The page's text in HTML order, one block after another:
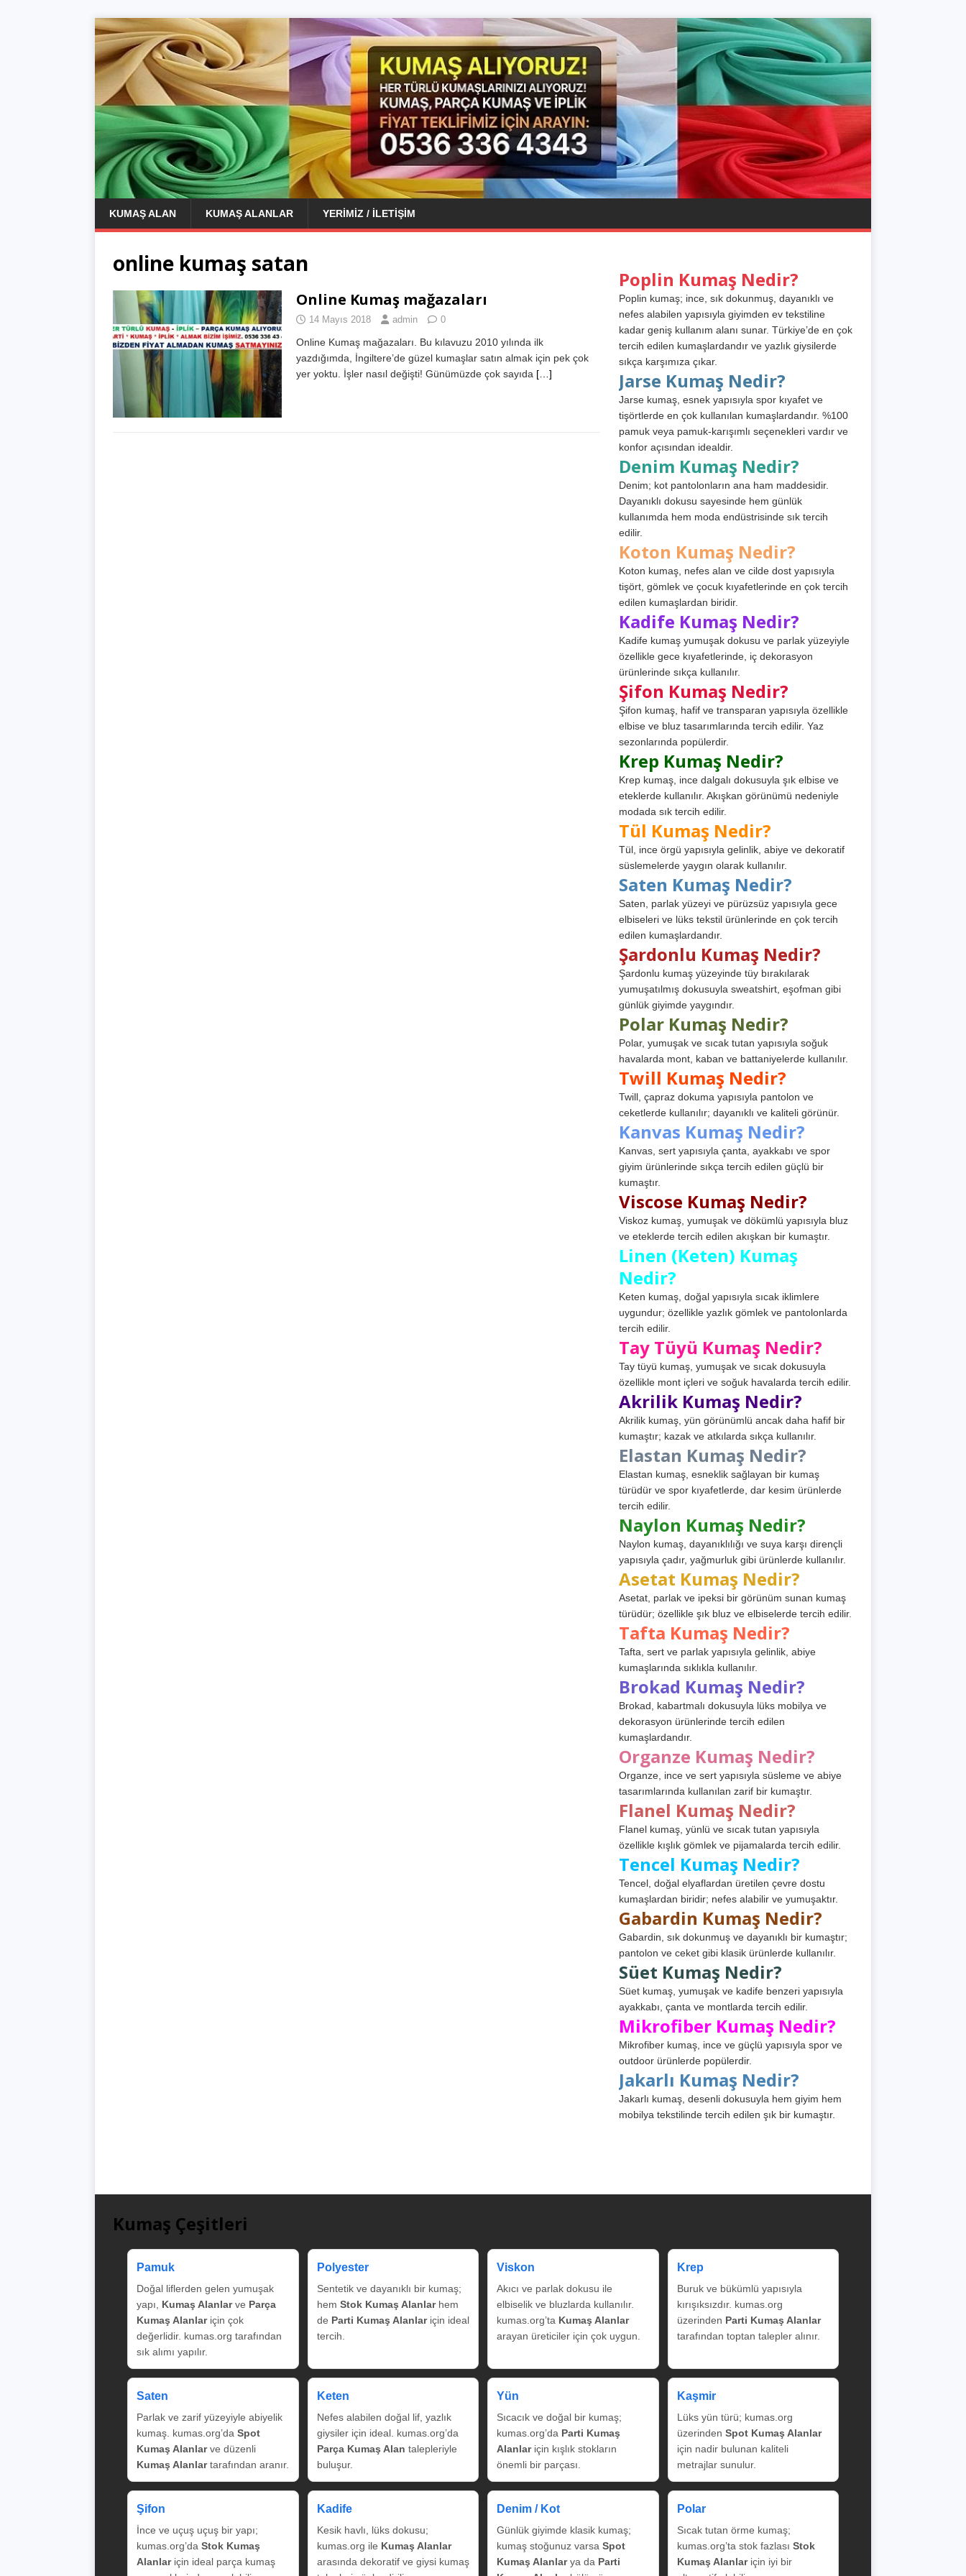
KUMAŞ ALAN KUMAŞ ALANLAR YERIMIZ / İLETIŞIM
online kumaş satan
Online Kumaş mağazaları
14 Mayıs 2018 admin 0
Online Kumaş mağazaları. Bu kılavuzu 2010 yılında ilk
yazdığımda, İngiltere’de güzel kumaşlar satın almak için pek çok
yer yoktu. İşler nasıl değişti! Günümüzde çok sayıda […]
Poplin Kumaş Nedir?
Poplin kumaş; ince, sık dokunmuş, dayanıklı ve
nefes alabilen yapısıyla giyimden ev tekstiline
kadar geniş kullanım alanı sunar. Türkiye’de en çok
tercih edilen kumaşlardandır ve yazlık giysilerde
sıkça karşımıza çıkar.
Jarse Kumaş Nedir?
Jarse kumaş, esnek yapısıyla spor kıyafet ve
tişörtlerde en çok kullanılan kumaşlardandır. %100
pamuk veya pamuk-karışımlı seçenekleri vardır ve
konfor açısından idealdir.
Denim Kumaş Nedir?
Denim; kot pantolonların ana ham maddesidir.
Dayanıklı dokusu sayesinde hem günlük
kullanımda hem moda endüstrisinde sık tercih
edilir.
Koton Kumaş Nedir?
Koton kumaş, nefes alan ve cilde dost yapısıyla
tişört, gömlek ve çocuk kıyafetlerinde en çok tercih
edilen kumaşlardan biridir.
Kadife Kumaş Nedir?
Kadife kumaş yumuşak dokusu ve parlak yüzeyiyle
özellikle gece kıyafetlerinde, iç dekorasyon
ürünlerinde sıkça kullanılır.
Şifon Kumaş Nedir?
Şifon kumaş, hafif ve transparan yapısıyla özellikle
elbise ve bluz tasarımlarında tercih edilir. Yaz
sezonlarında popülerdir.
Krep Kumaş Nedir?
Krep kumaş, ince dalgalı dokusuyla şık elbise ve
eteklerde kullanılır. Akışkan görünümü nedeniyle
modada sık tercih edilir.
Tül Kumaş Nedir?
Tül, ince örgü yapısıyla gelinlik, abiye ve dekoratif
süslemelerde yaygın olarak kullanılır.
Saten Kumaş Nedir?
Saten, parlak yüzeyi ve pürüzsüz yapısıyla gece
elbiseleri ve lüks tekstil ürünlerinde en çok tercih
edilen kumaşlardandır.
Şardonlu Kumaş Nedir?
Şardonlu kumaş yüzeyinde tüy bırakılarak
yumuşatılmış dokusuyla sweatshirt, eşofman gibi
günlük giyimde yaygındır.
Polar Kumaş Nedir?
Polar, yumuşak ve sıcak tutan yapısıyla soğuk
havalarda mont, kaban ve battaniyelerde kullanılır.
Twill Kumaş Nedir?
Twill, çapraz dokuma yapısıyla pantolon ve
ceketlerde kullanılır; dayanıklı ve kaliteli görünür.
Kanvas Kumaş Nedir?
Kanvas, sert yapısıyla çanta, ayakkabı ve spor
giyim ürünlerinde sıkça tercih edilen güçlü bir
kumaştır.
Viscose Kumaş Nedir?
Viskoz kumaş, yumuşak ve dökümlü yapısıyla bluz
ve eteklerde tercih edilen akışkan bir kumaştır.
Linen (Keten) Kumaş
Nedir?
Keten kumaş, doğal yapısıyla sıcak iklimlere
uygundur; özellikle yazlık gömlek ve pantolonlarda
tercih edilir.
Tay Tüyü Kumaş Nedir?
Tay tüyü kumaş, yumuşak ve sıcak dokusuyla
özellikle mont içleri ve soğuk havalarda tercih edilir.
Akrilik Kumaş Nedir?
Akrilik kumaş, yün görünümlü ancak daha hafif bir
kumaştır; kazak ve atkılarda sıkça kullanılır.
Elastan Kumaş Nedir?
Elastan kumaş, esneklik sağlayan bir kumaş
türüdür ve spor kıyafetlerde, dar kesim ürünlerde
tercih edilir.
Naylon Kumaş Nedir?
Naylon kumaş, dayanıklılığı ve suya karşı dirençli
yapısıyla çadır, yağmurluk gibi ürünlerde kullanılır.
Asetat Kumaş Nedir?
Asetat, parlak ve ipeksi bir görünüm sunan kumaş
türüdür; özellikle şık bluz ve elbiselerde tercih edilir.
Tafta Kumaş Nedir?
Tafta, sert ve parlak yapısıyla gelinlik, abiye
kumaşlarında sıklıkla kullanılır.
Brokad Kumaş Nedir?
Brokad, kabartmalı dokusuyla lüks mobilya ve
dekorasyon ürünlerinde tercih edilen
kumaşlardandır.
Organze Kumaş Nedir?
Organze, ince ve sert yapısıyla süsleme ve abiye
tasarımlarında kullanılan zarif bir kumaştır.
Flanel Kumaş Nedir?
Flanel kumaş, yünlü ve sıcak tutan yapısıyla
özellikle kışlık gömlek ve pijamalarda tercih edilir.
Tencel Kumaş Nedir?
Tencel, doğal elyaflardan üretilen çevre dostu
kumaşlardan biridir; nefes alabilir ve yumuşaktır.
Gabardin Kumaş Nedir?
Gabardin, sık dokunmuş ve dayanıklı bir kumaştır;
pantolon ve ceket gibi klasik ürünlerde kullanılır.
Süet Kumaş Nedir?
Süet kumaş, yumuşak ve kadife benzeri yapısıyla
ayakkabı, çanta ve montlarda tercih edilir.
Mikrofiber Kumaş Nedir?
Mikrofiber kumaş, ince ve güçlü yapısıyla spor ve
outdoor ürünlerde popülerdir.
Jakarlı Kumaş Nedir?
Jakarlı kumaş, desenli dokusuyla hem giyim hem
mobilya tekstilinde tercih edilen şık bir kumaştır.
Kumaş Çeşitleri
Pamuk
Doğal liflerden gelen yumuşak
yapı, Kumaş Alanlarve Parça
Kumaş Alanlariçin çok
değerlidir. kumas.org tarafından
sık alımı yapılır.
Polyester
Sentetik ve dayanıklı bir kumaş;
hem Stok Kumaş Alanlarhem
de Parti Kumaş Alanlariçin ideal
tercih.
Viskon
Akıcı ve parlak dokusu ile
elbiselik ve bluzlarda kullanılır.
kumas.org’ta Kumaş Alanlar
arayan üreticiler için çok uygun.
Krep
Buruk ve bükümlü yapısıyla
kırışıksızdır. kumas.org
üzerinden Parti Kumaş Alanlar
tarafından toptan talepler alınır.
Saten
Parlak ve zarif yüzeyiyle abiyelik
kumaş. kumas.org’da Spot
Kumaş Alanlarve düzenli
Kumaş Alanlartarafından aranır.
Keten
Nefes alabilen doğal lif, yazlık
giysiler için ideal. kumas.org’da
Parça Kumaş Alan talepleriyle
buluşur.
Yün
Sıcacık ve doğal bir kumaş;
kumas.org’da Parti Kumaş
Alanlariçin kışlık stokların
önemli bir parçası.
Kaşmir
Lüks yün türü; kumas.org
üzerinden Spot Kumaş Alanlar
için nadir bulunan kaliteli
metrajlar sunulur.
Şifon
İnce ve uçuş uçuş bir yapı;
kumas.org’da Stok Kumaş
Alanlariçin ideal parça kumaş
Kadife
Kesik havlı, lüks dokusu;
kumas.org ile Kumaş Alanlar
arasında dekoratif ve giysi kumaş
Denim / Kot
Günlük giyimde klasik kumaş;
kumaş stoğunuz varsa Spot
Kumaş Alanlarya da Parti
Polar
Sıcak tutan örme kumaş;
kumas.org’ta stok fazlası Stok
Kumaş Alanlariçin iyi bir